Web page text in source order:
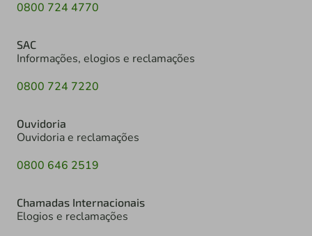
0800 724 4770
SAC
Informações, elogios e reclamações
0800 724 7220
Ouvidoria
Ouvidoria e reclamações
0800 646 2519
Chamadas Internacionais
Elogios e reclamações